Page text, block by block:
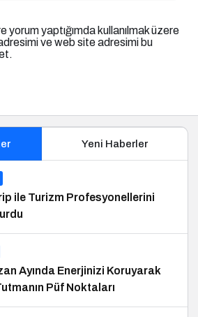
yorum yaptığımda kullanılmak üzere
ve web site adresimi bu
Yeni Haberler
ile Turizm Profesyonellerini
Ayında Enerjinizi Koruyarak
Püf Noktaları